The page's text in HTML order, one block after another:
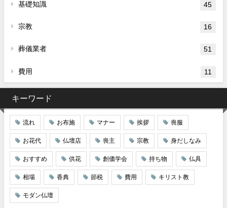
基礎知識 45
宗教 16
葬儀業者 51
費用 11
キーワード
流れ お布施 マナー 挨拶 喪服
お花代 仏壇店 喪主 宗教 身だしなみ
おすすめ 供花 創価学会 持ち物 仏具
相場 香典 節税 費用 キリスト教
モダン仏壇